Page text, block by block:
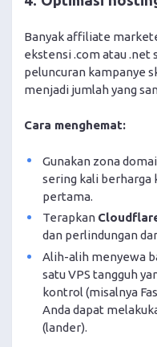
Banyak affiliate
ekstensi .com atau .net
peluncuran kampanye
menjadi jumlah yang
Cara menghemat:
Gunakan zona
sering kali berharga
pertama.
Terapkan
dan perlindungan
Alih-alih menyewa
satu VPS tangguh
kontrol (misalnya
Anda dapat
(lander).